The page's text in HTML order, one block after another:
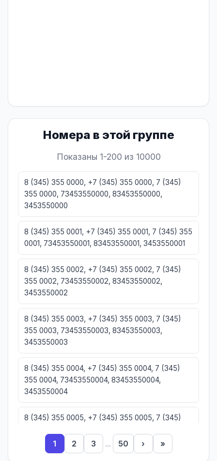
Номера в этой группе
Показаны 1-200 из 10000
8 (345) 355 0000, +7 (345) 355 0000, 7 (345)
355 0000, 73453550000, 83453550000,
3453550000
8 (345) 355 0001, +7 (345) 355 0001, 7 (345) 355
0001, 73453550001, 83453550001, 3453550001
8 (345) 355 0002, +7 (345) 355 0002, 7 (345)
355 0002, 73453550002, 83453550002,
3453550002
8 (345) 355 0003, +7 (345) 355 0003, 7 (345)
355 0003, 73453550003, 83453550003,
3453550003
8 (345) 355 0004, +7 (345) 355 0004, 7 (345)
355 0004, 73453550004, 83453550004,
3453550004
8 (345) 355 0005, +7 (345) 355 0005, 7 (345)
3453550005
1 2 3 ... 50 › »